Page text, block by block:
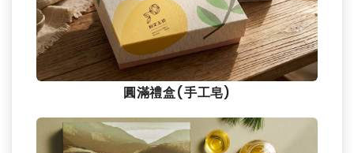
圓滿禮盒(手工皂)